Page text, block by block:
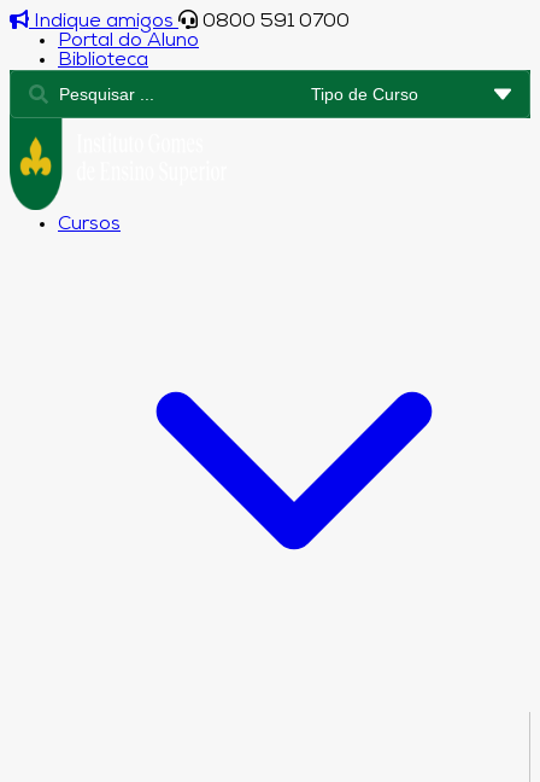
Indique amigos
0800 591 0700
Portal do Aluno
Biblioteca
Cursos